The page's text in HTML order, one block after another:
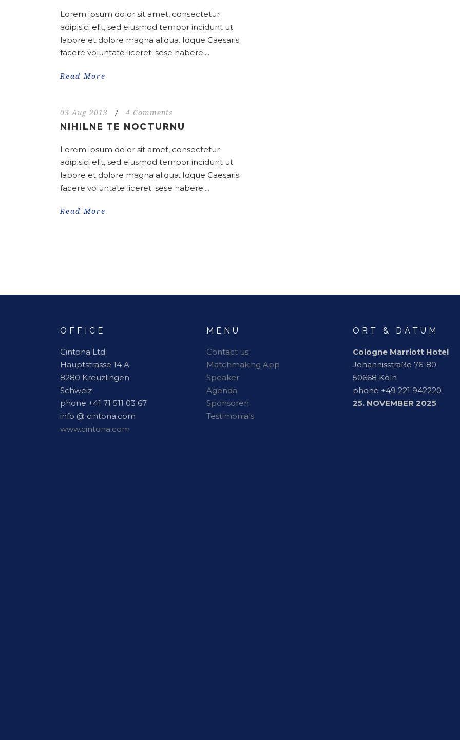
Lorem ipsum dolor sit amet, consectetur
adipisici elit, sed eiusmod tempor incidunt ut
labore et dolore magna aliqua. Idque Caesaris
facere voluntate liceret: sese habere....
Read More
03 Aug 2013 / 4 Comments
NIHILNE TE NOCTURNU
Lorem ipsum dolor sit amet, consectetur
adipisici elit, sed eiusmod tempor incidunt ut
labore et dolore magna aliqua. Idque Caesaris
facere voluntate liceret: sese habere....
Read More
OFFICE
Cintona Ltd.
Hauptstrasse 14 A
8280 Kreuzlingen
Schweiz
phone +41 71 511 03 67
info @ cintona.com
www.cintona.com
MENU
Contact us
Matchmaking App
Speaker
Agenda
Sponsoren
Testimonials
ORT & DATUM
Cologne Marriott Hotel
Johannisstraße 76-80
50668 Köln
phone +49 221 942220
25. NOVEMBER 2025